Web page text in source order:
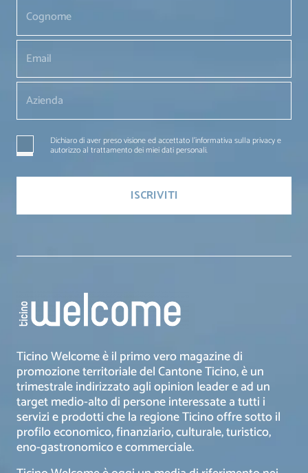
Dichiaro di aver preso visione ed accettato l'informativa sulla privacy e
autorizzo al trattamento dei miei dati personali.
Ticino Welcome è il primo vero magazine di
promozione territoriale del Cantone Ticino, è un
trimestrale indirizzato agli opinion leader e ad un
target medio-alto di persone interessate a tutti i
servizi e prodotti che la regione Ticino offre sotto il
profilo economico, finanziario, culturale, turistico,
eno-gastronomico e commerciale.